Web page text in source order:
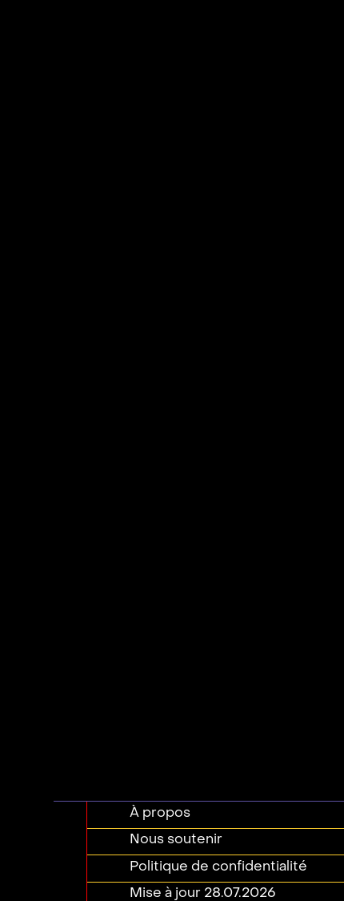
À propos
Nous soutenir
Politique de confidentialité
Mise à jour 28.07.2026